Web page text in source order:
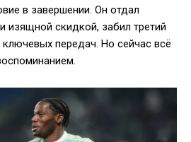
в завершении. Он отдал
изящной скидкой, забил третий
передач. Но сейчас всё